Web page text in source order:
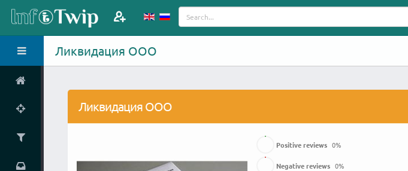
Ликвидация ООО
Ликвидация ООО
Positive reviews 0%
Negative reviews 0%